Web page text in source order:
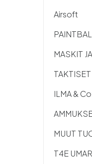
Airsoft
MASKIT
ILMA &
MUUT
T4E